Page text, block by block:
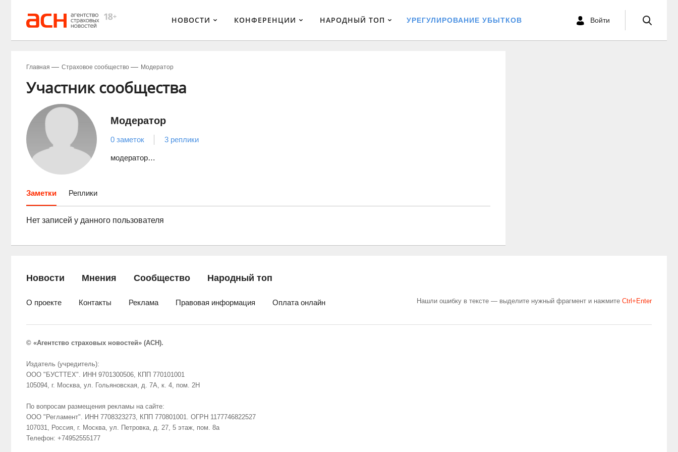
НОВОСТИ КОНФЕРЕНЦИИ НАРОДНЫЙ ТОП УРЕГУЛИРОВАНИЕ УБЫТКОВ Войти
Главная Страховое сообщество Модератop
Участник сообщества
Модератop
0 заметок 3 реплики
модератор…
Заметки Реплики
Нет записей у данного пользователя
Новости Мнения Сообщество Народный топ
О проекте Контакты Реклама Правовая информация Оплата онлайн Нашли ошибку в тексте — выделите нужный фрагмент и нажмите Сtrl+Enter
© «Агентство страховых новостей» (АСН).
Издатель (учредитель):
ООО "БУСТТЕХ". ИНН 9701300506, КПП 770101001
105094, г. Москва, ул. Гольяновская, д. 7А, к. 4, пом. 2Н
По вопросам размещения рекламы на сайте:
ООО "Регламент". ИНН 7708323273, КПП 770801001. ОГРН 1177746822527
107031, Россия, г. Москва, ул. Петровка, д. 27, 5 этаж, пом. 8а
Телефон: +74952555177